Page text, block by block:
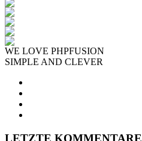
WE LOVE PHPFUSION
SIMPLE AND CLEVER
LETZTE KOMMENTARE